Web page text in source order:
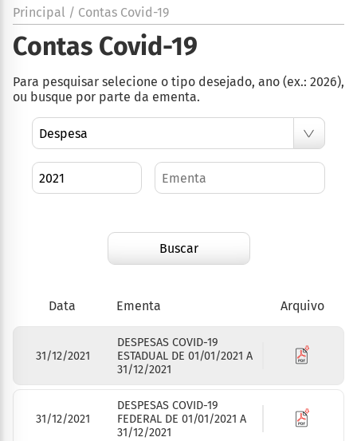
Principal / Contas Covid-19
Contas Covid-19
Para pesquisar selecione o tipo desejado, ano (ex.: 2026),
ou busque por parte da ementa.
Buscar
Data Ementa Arquivo
31/12/2021
DESPESAS COVID-19
ESTADUAL DE 01/01/2021 A
31/12/2021
31/12/2021
DESPESAS COVID-19
FEDERAL DE 01/01/2021 A
31/12/2021